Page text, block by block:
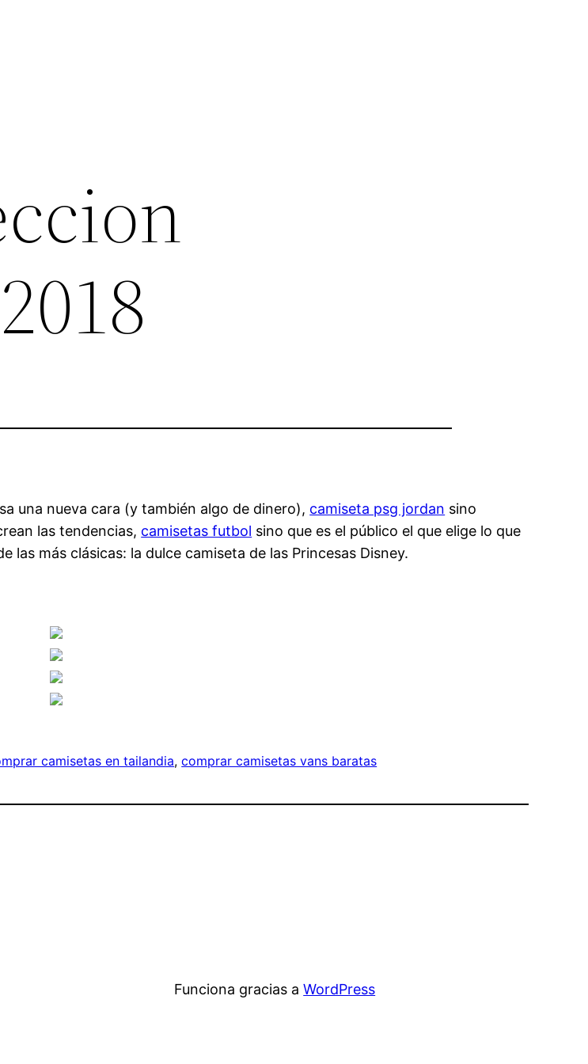
una nueva cara (y también algo de dinero), camiseta psg jordan sino
las tendencias, camisetas futbol sino que es el público el que elige lo que
las más clásicas: la dulce camiseta de las Princesas Disney.
camisetas en tailandia, comprar camisetas vans baratas
Funciona gracias aWordPress